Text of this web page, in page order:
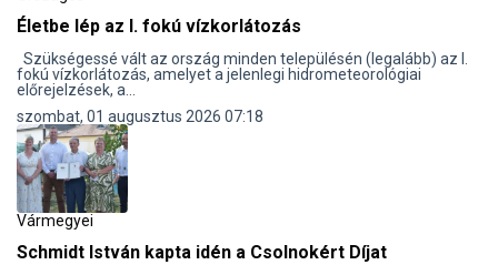
Életbe lép az I. fokú vízkorlátozás
Szükségessé vált az ország minden településén (legalább) az I.
fokú vízkorlátozás, amelyet a jelenlegi hidrometeorológiai
előrejelzések, a...
szombat, 01 augusztus 2026 07:18
Vármegyei
Schmidt István kapta idén a Csolnokért Díjat